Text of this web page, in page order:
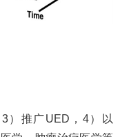
3）推广UED ， 4）以